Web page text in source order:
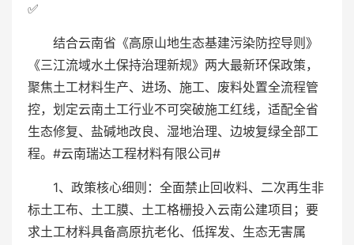
✅
结合云南省《高原山地生态基建污染防控导则》
《三江流域水土保持治理新规》两大最新环保政策，
聚焦土工材料生产、进场、施工、废料处置全流程管
控，划定云南土工行业不可突破施工红线，适配全省
生态修复、盐碱地改良、湿地治理、边坡复绿全部工
程。#云南瑞达工程材料有限公司#
1、政策核心细则：全面禁止回收料、二次再生非
标土工布、土工膜、土工格栅投入云南公建项目；要
求土工材料具备高原抗老化、低挥发、生态无害属